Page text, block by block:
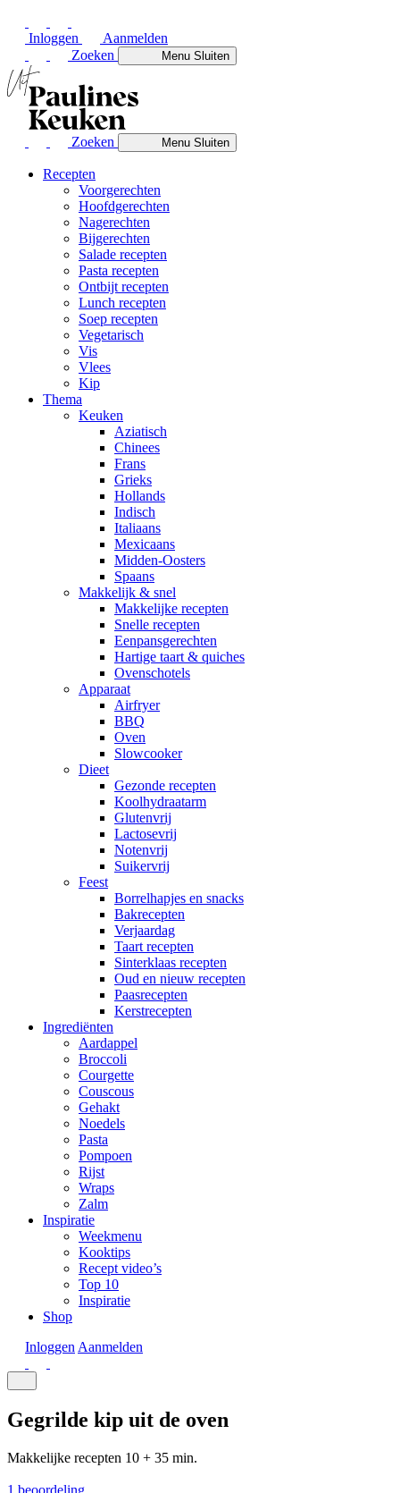
Inloggen
Aanmelden
Zoeken
MenuSluiten
Zoeken MenuSluiten
Recepten
Voorgerechten
Hoofdgerechten
Nagerechten
Bijgerechten
Salade recepten
Pasta recepten
Ontbijt recepten
Lunch recepten
Soep recepten
Vegetarisch
Vis
Vlees
Kip
Thema
Keuken
Aziatisch
Chinees
Frans
Grieks
Hollands
Indisch
Italiaans
Mexicaans
Midden-Oosters
Spaans
Makkelijk & snel
Makkelijke recepten
Snelle recepten
Eenpansgerechten
Hartige taart & quiches
Ovenschotels
Apparaat
Airfryer
BBQ
Oven
Slowcooker
Dieet
Gezonde recepten
Koolhydraatarm
Glutenvrij
Lactosevrij
Notenvrij
Suikervrij
Feest
Borrelhapjes en snacks
Bakrecepten
Verjaardag
Taart recepten
Sinterklaas recepten
Oud en nieuw recepten
Paasrecepten
Kerstrecepten
Ingrediënten
Aardappel
Broccoli
Courgette
Couscous
Gehakt
Noedels
Pasta
Pompoen
Rijst
Wraps
Zalm
Inspiratie
Weekmenu
Kooktips
Recept video’s
Top 10
Inspiratie
Shop
Inloggen Aanmelden
Gegrilde kip uit de oven
Makkelijke recepten 10 + 35 min.
1 beoordeling